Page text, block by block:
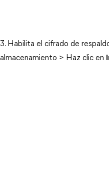
3. Habilita el cifrado de
almacenamiento > Haz clic en